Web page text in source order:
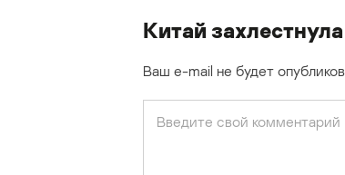
Китай
Ваш e-mail не будет